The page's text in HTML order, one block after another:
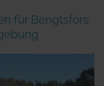
für Bengtsfors